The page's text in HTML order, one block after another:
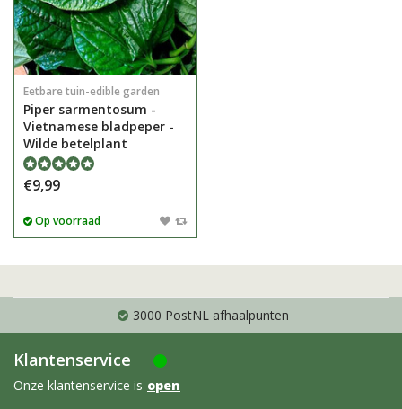
Eetbare tuin-edible garden
Piper sarmentosum -
Vietnamese bladpeper -
Wilde betelplant
€9,99
Op voorraad
3000 PostNL afhaalpunten
Klantenservice
Onze klantenservice is open